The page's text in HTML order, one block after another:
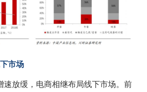
市场
速放缓，电商相继布局线下市场。前